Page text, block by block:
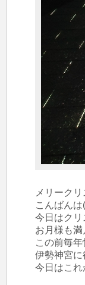
メリーク
こんばんは
今日はク
お月様も
この前毎
伊勢神宮に
今日はこれ